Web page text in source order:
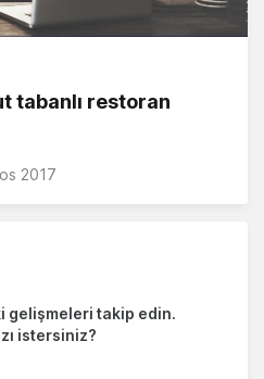
tabanlı restoran
2017
gelişmeleri takip edin.
istersiniz?